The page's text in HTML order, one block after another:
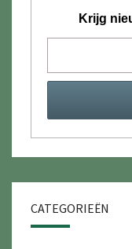
Krijg
CATEGORIEËN